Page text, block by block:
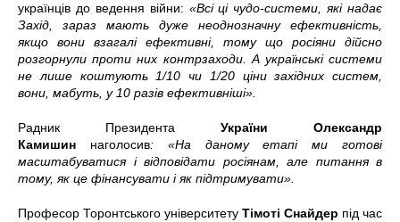
українців до ведення війни: «Всі ці чудо-системи, які надає
Захід, зараз мають дуже неоднозначну ефективність,
якщо вони взагалі ефективні, тому що росіяни дійсно
розгорнули проти них контрзаходи. А українські системи
не лише коштують 1/10 чи 1/20 ціни західних систем,
вони, мабуть, у 10 разів ефективніші».
Радник Президента України Олександр
Камишин наголосив: «На даному етапі ми готові
масштабуватися і відповідати росіянам, але питання в
тому, як це фінансувати і як підтримувати».
Професор Торонтського університету Тімоті Снайдер під час